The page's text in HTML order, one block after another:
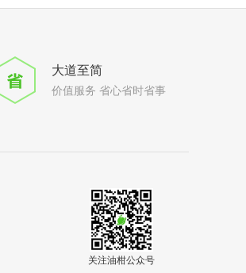
大道至简
价值服务 省心省时省事
关注油柑公众号